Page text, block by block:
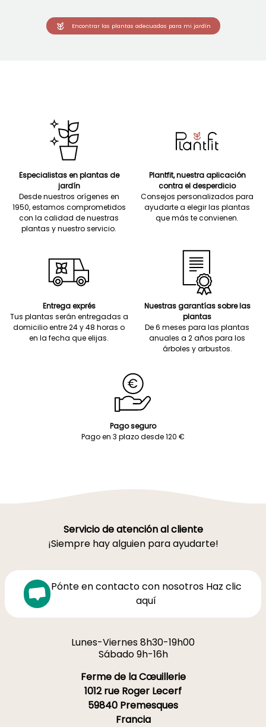
Encontrar las plantas adecuadas para mi jardín
Especialistas en plantas de
jardín
Desde nuestros orígenes en
1950, estamos comprometidos
con la calidad de nuestras
plantas y nuestro servicio.
Plantfit, nuestra aplicación
contra el desperdicio
Consejos personalizados para
ayudarte a elegir las plantas
que más te convienen.
Entrega exprés
Tus plantas serán entregadas a
domicilio entre 24 y 48 horas o
en la fecha que elijas.
Nuestras garantías sobre las
plantas
De 6 meses para las plantas
anuales a 2 años para los
árboles y arbustos.
Pago seguro
Pago en 3 plazo desde 120 €
Servicio de atención al cliente
¡Siempre hay alguien para ayudarte!
Pónte en contacto con nosotros Haz clic
aquí
Lunes-Viernes 8h30-19h00
Sábado 9h-16h
Ferme de la Cœuillerie
1012 rue Roger Lecerf
59840 Premesques
Francia